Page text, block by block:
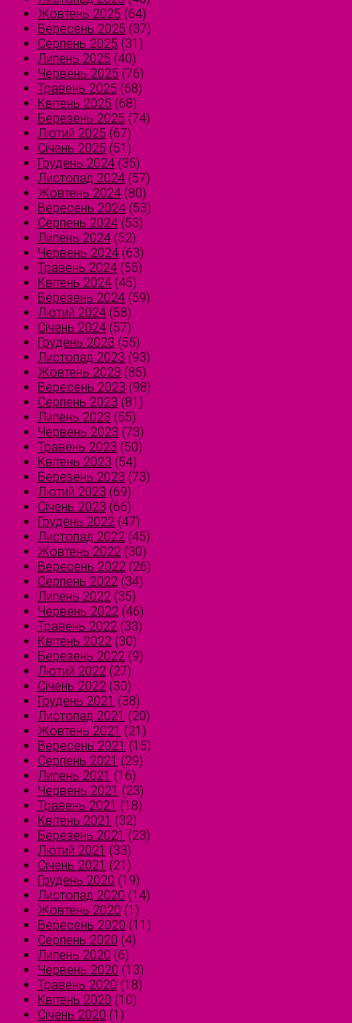
Жовтень 2025 (64)
Вересень 2025 (37)
Серпень 2025 (31)
Липень 2025 (40)
Червень 2025 (76)
Травень 2025 (68)
Квітень 2025 (68)
Березень 2025 (74)
Лютий 2025 (67)
Січень 2025 (51)
Грудень 2024 (35)
Листопад 2024 (57)
Жовтень 2024 (80)
Вересень 2024 (53)
Серпень 2024 (53)
Липень 2024 (52)
Червень 2024 (63)
Травень 2024 (55)
Квітень 2024 (45)
Березень 2024 (59)
Лютий 2024 (58)
Січень 2024 (57)
Грудень 2023 (55)
Листопад 2023 (93)
Жовтень 2023 (85)
Вересень 2023 (98)
Серпень 2023 (81)
Липень 2023 (55)
Червень 2023 (73)
Травень 2023 (50)
Квітень 2023 (54)
Березень 2023 (73)
Лютий 2023 (69)
Січень 2023 (66)
Грудень 2022 (47)
Листопад 2022 (45)
Жовтень 2022 (30)
Вересень 2022 (26)
Серпень 2022 (34)
Липень 2022 (35)
Червень 2022 (46)
Травень 2022 (33)
Квітень 2022 (30)
Березень 2022 (9)
Лютий 2022 (27)
Січень 2022 (30)
Грудень 2021 (38)
Листопад 2021 (20)
Жовтень 2021 (21)
Вересень 2021 (15)
Серпень 2021 (29)
Липень 2021 (16)
Червень 2021 (23)
Травень 2021 (18)
Квітень 2021 (32)
Березень 2021 (23)
Лютий 2021 (33)
Січень 2021 (21)
Грудень 2020 (19)
Листопад 2020 (14)
Жовтень 2020 (1)
Вересень 2020 (11)
Серпень 2020 (4)
Липень 2020 (6)
Червень 2020 (13)
Травень 2020 (18)
Квітень 2020 (10)
Січень 2020 (1)